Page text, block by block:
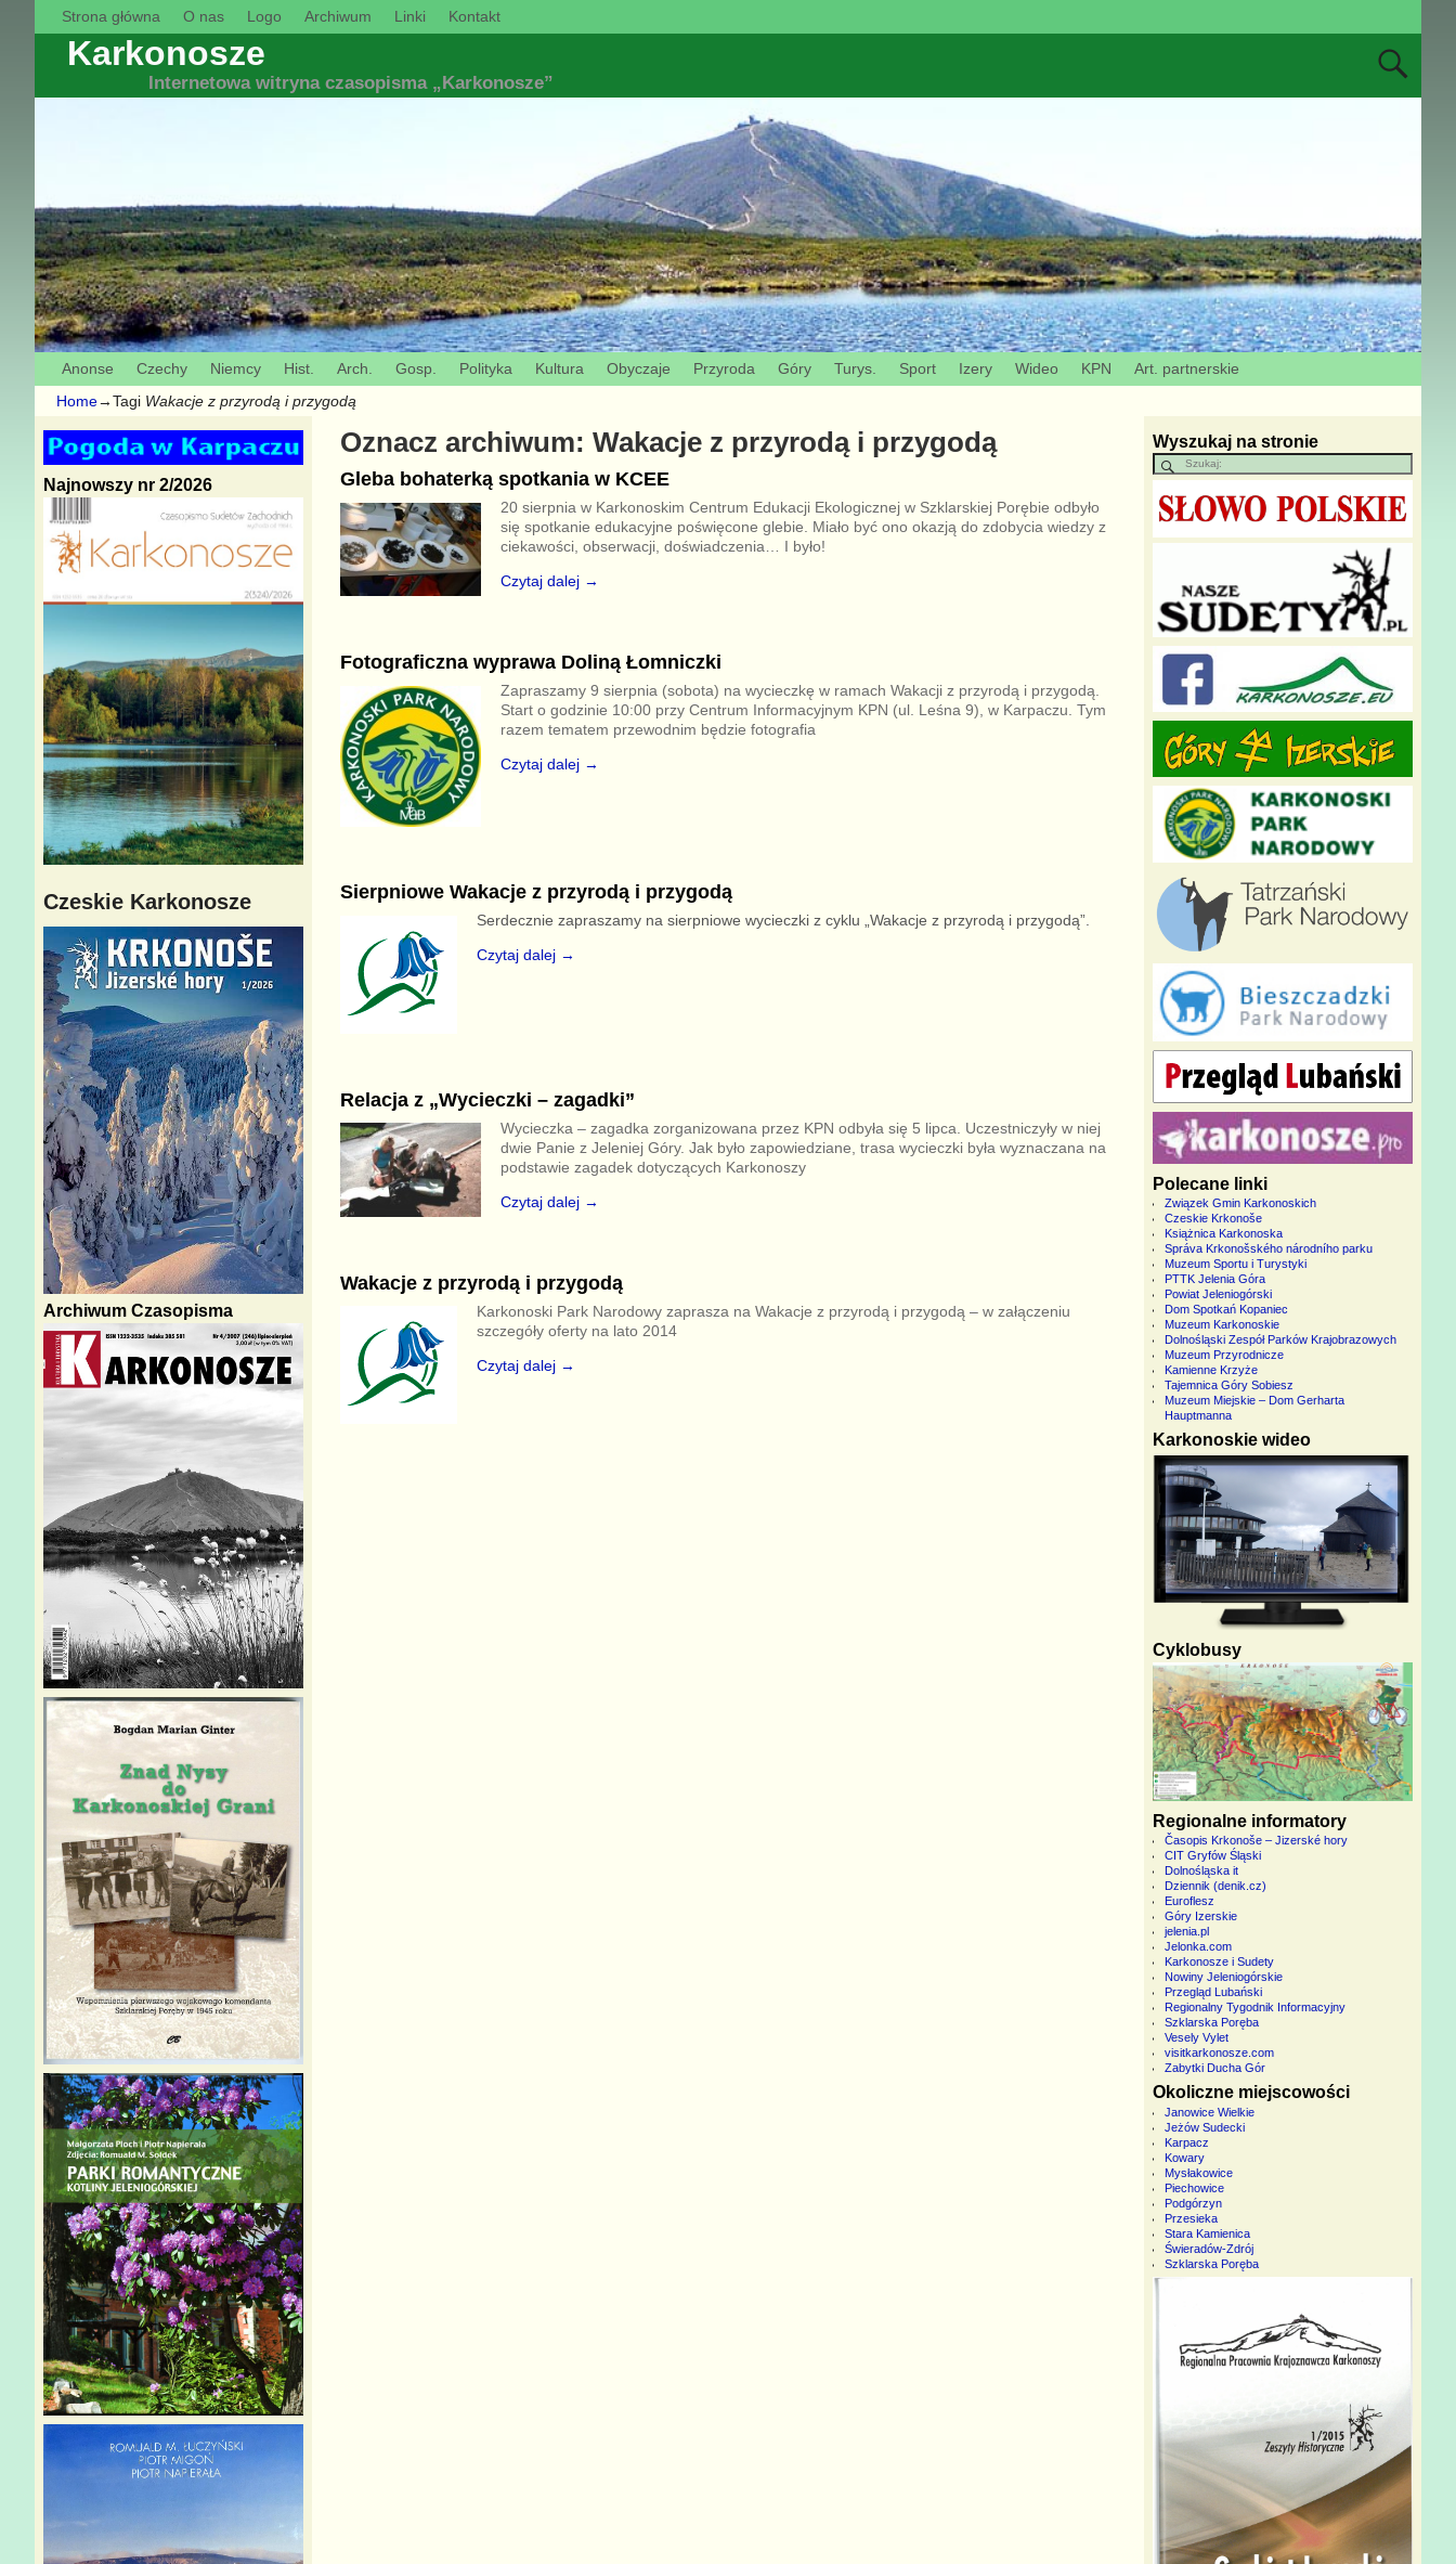
Strona główna O nas Logo Archiwum Linki Kontakt
Karkonosze
Internetowa witryna czasopisma „Karkonosze”
Anonse Czechy Niemcy Hist. Arch. Gosp. Polityka Kultura Obyczaje Przyroda Góry Turys. Sport Izery Wideo KPN
Art. partnerskie
Home→Tagi Wakacje z przyrodą i przygodą
Oznacz archiwum: Wakacje z przyrodą i przygodą
Gleba bohaterką spotkania w KCEE
20 sierpnia w Karkonoskim Centrum Edukacji Ekologicznej w Szklarskiej Porębie odbyło
się spotkanie edukacyjne poświęcone glebie. Miało być ono okazją do zdobycia wiedzy z
ciekawości, obserwacji, doświadczenia… I było!
Czytaj dalej →
Fotograficzna wyprawa Doliną Łomniczki
Zapraszamy 9 sierpnia (sobota) na wycieczkę w ramach Wakacji z przyrodą i przygodą.
Start o godzinie 10:00 przy Centrum Informacyjnym KPN (ul. Leśna 9), w Karpaczu. Tym
razem tematem przewodnim będzie fotografia
Czytaj dalej →
Sierpniowe Wakacje z przyrodą i przygodą
Serdecznie zapraszamy na sierpniowe wycieczki z cyklu „Wakacje z przyrodą i przygodą”.
Czytaj dalej →
Relacja z „Wycieczki – zagadki”
Wycieczka – zagadka zorganizowana przez KPN odbyła się 5 lipca. Uczestniczyły w niej
dwie Panie z Jeleniej Góry. Jak było zapowiedziane, trasa wycieczki była wyznaczana na
podstawie zagadek dotyczących Karkonoszy
Czytaj dalej →
Wakacje z przyrodą i przygodą
Karkonoski Park Narodowy zaprasza na Wakacje z przyrodą i przygodą – w załączeniu
szczegóły oferty na lato 2014
Czytaj dalej →
Najnowszy nr 2/2026
Czeskie Karkonosze
Archiwum Czasopisma
Wyszukaj na stronie
Polecane linki
Związek Gmin Karkonoskich
Czeskie Krkonoše
Książnica Karkonoska
Správa Krkonošského národního parku
Muzeum Sportu i Turystyki
PTTK Jelenia Góra
Powiat Jeleniogórski
Dom Spotkań Kopaniec
Muzeum Karkonoskie
Dolnośląski Zespół Parków Krajobrazowych
Muzeum Przyrodnicze
Kamienne Krzyże
Tajemnica Góry Sobiesz
Muzeum Miejskie – Dom Gerharta
Hauptmanna
Karkonoskie wideo
Cyklobusy
Regionalne informatory
Časopis Krkonoše – Jizerské hory
CIT Gryfów Śląski
Dolnośląska it
Dziennik (denik.cz)
Euroflesz
Góry Izerskie
jelenia.pl
Jelonka.com
Karkonosze i Sudety
Nowiny Jeleniogórskie
Przegląd Lubański
Regionalny Tygodnik Informacyjny
Szklarska Poręba
Vesely Vylet
visitkarkonosze.com
Zabytki Ducha Gór
Okoliczne miejscowości
Janowice Wielkie
Jeżów Sudecki
Karpacz
Kowary
Mysłakowice
Piechowice
Podgórzyn
Przesieka
Stara Kamienica
Świeradów-Zdrój
Szklarska Poręba